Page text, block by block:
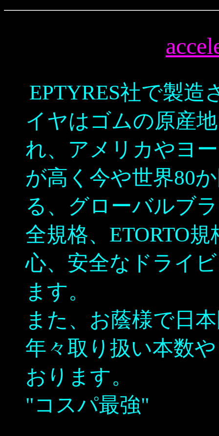
EPTYRES社で製
イヤはゴムの原産
れ、アメリカやヨ
が高く今や世界80
る、グローバルブ
全規格、ETORTO
心、安全なドライ
ます。
また、お蔭様で日
年々取り扱い本数
おります。
"コスパ最強"